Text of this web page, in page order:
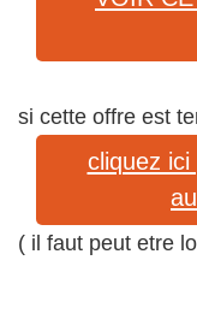
si cette offre est
cliquez
( il faut peut etre